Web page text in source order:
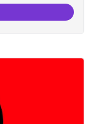
d'un tall a internet